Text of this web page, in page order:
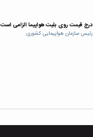
درج قیمت روی بلیت هواپیما الزامی است
رئیس سازمان هواپیمایی کشوری: